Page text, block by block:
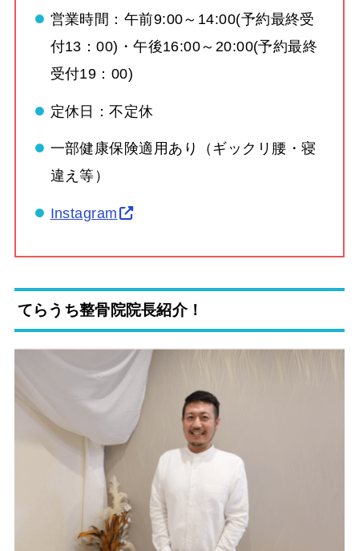
営業時間：午前9:00～14:00(予約最終受
付13：00)・午後16:00～20:00(予約最終
受付19：00)
定休日：不定休
一部健康保険適用あり（ギックリ腰・寝
違え等）
Instagram
てらうち整骨院院長紹介！